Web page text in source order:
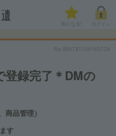
気になる!
No.BAIT8110416GT24
登録完了＊DMの
品管理）
す